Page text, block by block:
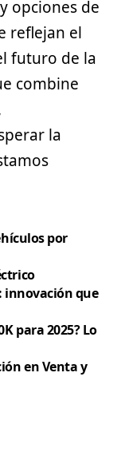
opciones de
reflejan el
futuro de la
combine
la
por
innovación que
para 2025? Lo
en Venta y